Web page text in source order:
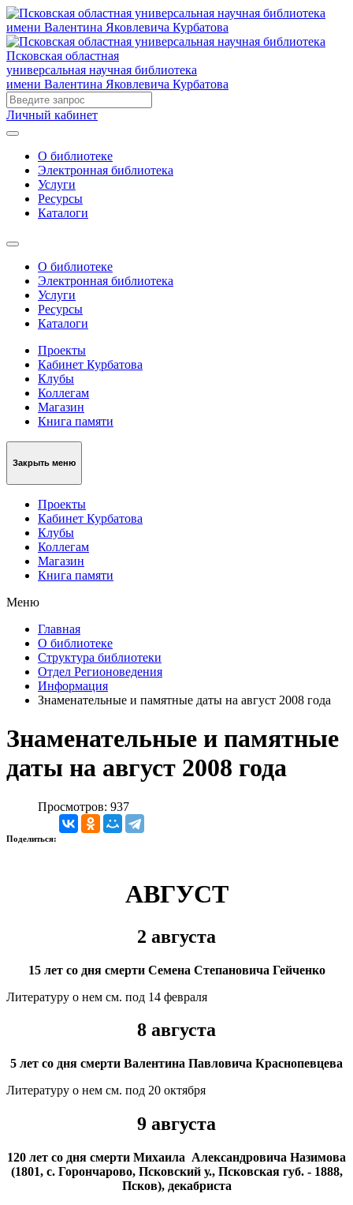
Псковская областная
универсальная научная библиотека
имени Валентина Яковлевича Курбатова
Личный кабинет
О библиотеке
Электронная библиотека
Услуги
Ресурсы
Каталоги
О библиотеке
Электронная библиотека
Услуги
Ресурсы
Каталоги
Проекты
Кабинет Курбатова
Клубы
Коллегам
Магазин
Книга памяти
Закрыть меню
Проекты
Кабинет Курбатова
Клубы
Коллегам
Магазин
Книга памяти
Меню
Главная
О библиотеке
Структура библиотеки
Отдел Регионоведения
Информация
Знаменательные и памятные даты на август 2008 года
Знаменательные и памятные
даты на август 2008 года
Просмотров: 937
Поделиться:
АВГУСТ
2 августа
15 лет со дня смерти Семена Степановича Гейченко
Литературу о нем см. под 14 февраля
8 августа
5 лет со дня смерти Валентина Павловича Краснопевцева
Литературу о нем см. под 20 октября
9 августа
120 лет со дня смерти Михаила Александровича Назимова
(1801, с. Горончарово, Псковский у., Псковская губ. - 1888,
Псков), декабриста